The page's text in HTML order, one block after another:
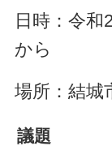
日時：令和
から
場所：結
議題